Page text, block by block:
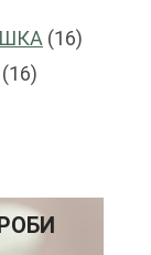
1616
1616